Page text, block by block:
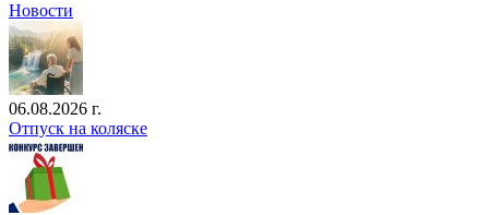
Новости
06.08.2026 г.
Отпуск на коляске